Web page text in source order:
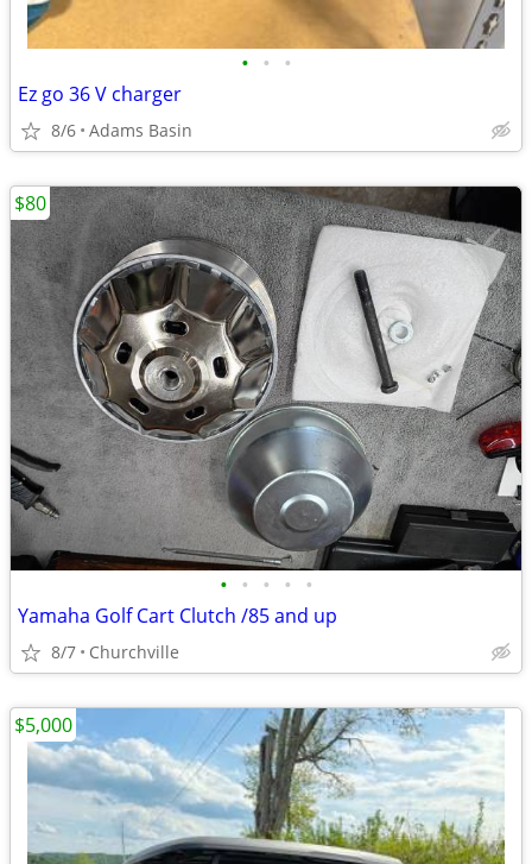
• • •
Ez go 36 V charger
8/6 Adams Basin
• • • • •
Yamaha Golf Cart Clutch /85 and up
8/7 Churchville
$80
$5,000